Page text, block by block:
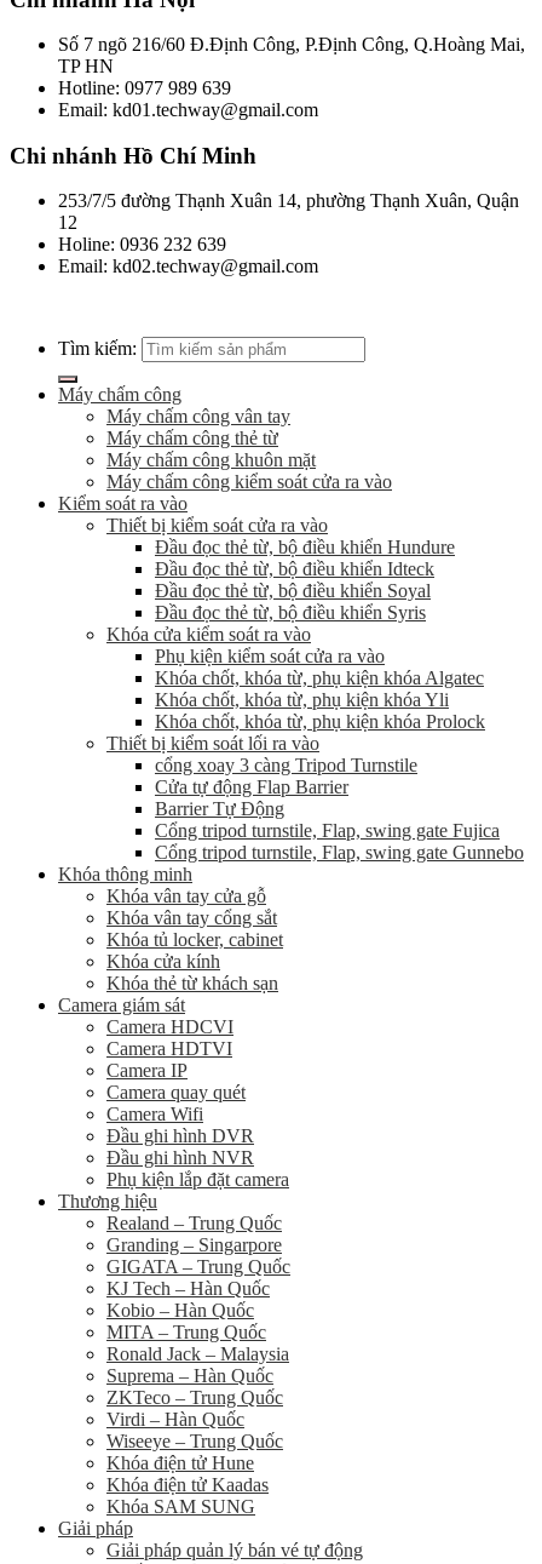
Số 7 ngõ 216/60 Đ.Định Công, P.Định Công, Q.Hoàng Mai,
TP HN
Hotline: 0977 989 639
Email: kd01.techway@gmail.com
Chi nhánh Hồ Chí Minh
253/7/5 đường Thạnh Xuân 14, phường Thạnh Xuân, Quận
12
Holine: 0936 232 639
Email: kd02.techway@gmail.com
Tìm kiếm:
Máy chấm công
Máy chấm công vân tay
Máy chấm công thẻ từ
Máy chấm công khuôn mặt
Máy chấm công kiểm soát cửa ra vào
Kiểm soát ra vào
Thiết bị kiểm soát cửa ra vào
Đầu đọc thẻ từ, bộ điều khiển Hundure
Đầu đọc thẻ từ, bộ điều khiển Idteck
Đầu đọc thẻ từ, bộ điều khiển Soyal
Đầu đọc thẻ từ, bộ điều khiển Syris
Khóa cửa kiểm soát ra vào
Phụ kiện kiểm soát cửa ra vào
Khóa chốt, khóa từ, phụ kiện khóa Algatec
Khóa chốt, khóa từ, phụ kiện khóa Yli
Khóa chốt, khóa từ, phụ kiện khóa Prolock
Thiết bị kiểm soát lối ra vào
cổng xoay 3 càng Tripod Turnstile
Cửa tự động Flap Barrier
Barrier Tự Động
Cổng tripod turnstile, Flap, swing gate Fujica
Cổng tripod turnstile, Flap, swing gate Gunnebo
Khóa thông minh
Khóa vân tay cửa gỗ
Khóa vân tay cổng sắt
Khóa tủ locker, cabinet
Khóa cửa kính
Khóa thẻ từ khách sạn
Camera giám sát
Camera HDCVI
Camera HDTVI
Camera IP
Camera quay quét
Camera Wifi
Đầu ghi hình DVR
Đầu ghi hình NVR
Phụ kiện lắp đặt camera
Thương hiệu
Realand – Trung Quốc
Granding – Singarpore
GIGATA – Trung Quốc
KJ Tech – Hàn Quốc
Kobio – Hàn Quốc
MITA – Trung Quốc
Ronald Jack – Malaysia
Suprema – Hàn Quốc
ZKTeco – Trung Quốc
Virdi – Hàn Quốc
Wiseeye – Trung Quốc
Khóa điện tử Hune
Khóa điện tử Kaadas
Khóa SAM SUNG
Giải pháp
Giải pháp quản lý bán vé tự động